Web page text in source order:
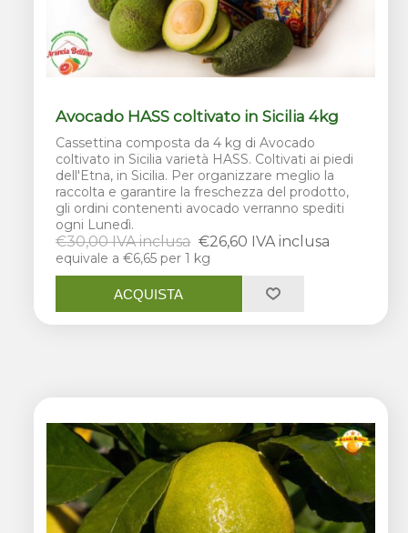
Avocado HASS coltivato in Sicilia 4kg
Cassettina composta da 4 kg di Avocado
coltivato in Sicilia varietà HASS. Coltivati ai piedi
dell'Etna, in Sicilia. Per organizzare meglio la
raccolta e garantire la freschezza del prodotto,
gli ordini contenenti avocado verranno spediti
ogni Lunedì.
€30,00 IVA inclusa €26,60 IVA inclusa
equivale a €6,65 per 1 kg
ACQUISTA